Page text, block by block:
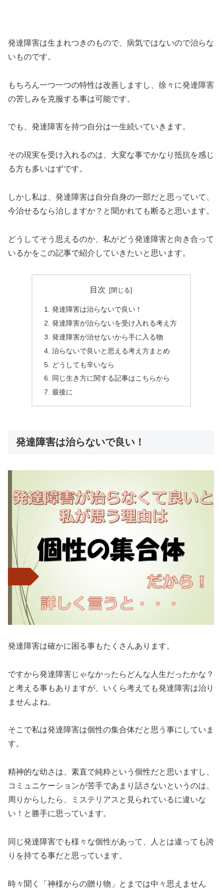
発達障害は生まれつきのもので、病気ではないので治らな
いものです。
もちろん一つ一つの特性は改善しますし、徐々に発達障害
の苦しみを克服する事は可能です。
でも、発達障害を持つ自分は一生続いていきます。
その現実を受け入れるのは、大変な事でかなり抵抗を感じ
る方も多いはずです。
しかし私は、発達障害は自分自身の一部だと思っていて、
今治せるなら治しますか？と聞かれても断ると思います。
どうしてそう思えるのか、私がどう発達障害と向き合って
いるかをこの記事で紹介していきたいと思います。
目次
発達障害は治らないで良い！
発達障害が治らないを受け入れる考え方
発達障害が治せないから手に入る物
治らないで良いと思える考え方まとめ
どうしても辛いなら
同じ生き方に関する記事はこちらから
最後に
発達障害は治らないで良い！
発達障害は確かに困る事もたくさんあります。
ですから発達障害じゃなかったらどんな人生だったかな？
と考える事もありますが、いくら考えても発達障害は治り
ませんよね。
そこで私は発達障害は個性の集合体だと思う事にしていま
す。
精神的な幼さは、素直で純粋という個性だと思いますし、
コミュニケーションが苦手であまり話さないというのは、
周りからしたら、ミステリアスと見られているに違いな
い！と勝手に思っています。
同じ発達障害でも様々な個性があって、人とは違っても誇
りを持てる事だと思っています。
時々聞く「神様からの贈り物」とまでは中々思えません